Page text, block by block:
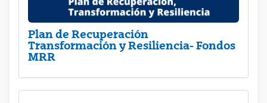
Plan de Recuperación
Transformación y Resiliencia- Fondos
MRR